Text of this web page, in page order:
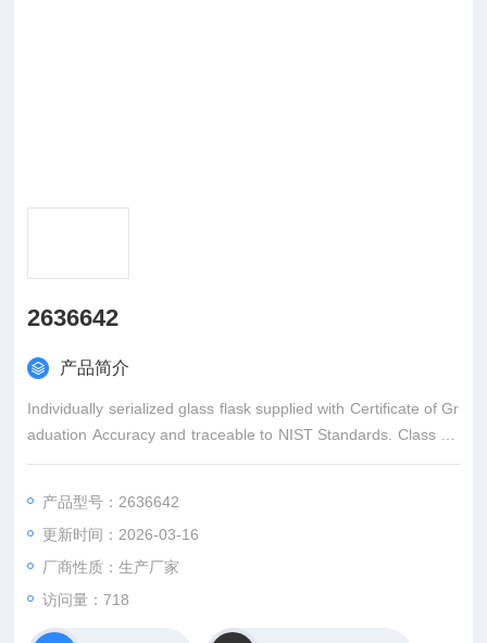
2636642
产品简介
Individually serialized glass flask supplied with Certificate of Gr
aduation Accuracy and traceable to NIST Standards. Class A t
olerances meet requirements of ASTM E438 and ASTM E288.
产品型号：2636642
更新时间：2026-03-16
厂商性质：生产厂家
访问量：718